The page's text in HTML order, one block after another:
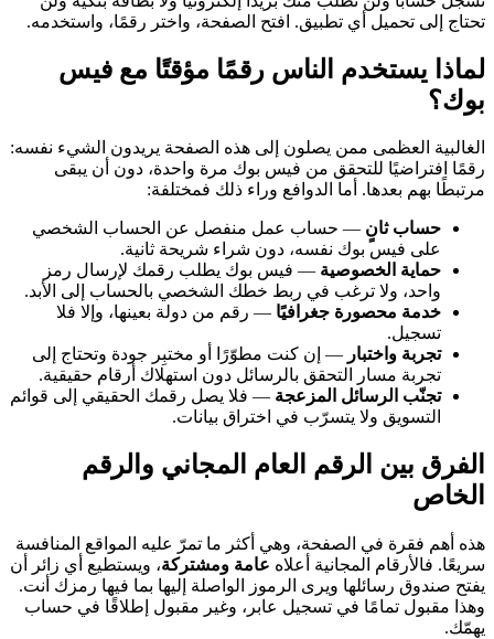
تحتاج إلى تحميل أي تطبيق. افتح الصفحة، واختر رقمًا، واستخدمه.
لماذا يستخدم الناس رقمًا مؤقتًا مع فيس
بوك؟
الغالبية العظمى ممن يصلون إلى هذه الصفحة يريدون الشيء نفسه:
رقمًا افتراضيًا للتحقق من فيس بوك مرة واحدة، دون أن يبقى
مرتبطًا بهم بعدها. أما الدوافع وراء ذلك فمختلفة:
حساب ثانٍ — حساب عمل منفصل عن الحساب الشخصي
على فيس بوك نفسه، دون شراء شريحة ثانية.
حماية الخصوصية — فيس بوك يطلب رقمك لإرسال رمز
واحد، ولا ترغب في ربط خطك الشخصي بالحساب إلى الأبد.
خدمة محصورة جغرافيًا — رقم من دولة بعينها، وإلا فلا
تسجيل.
تجربة واختبار — إن كنت مطوّرًا أو مختبِر جودة وتحتاج إلى
تجربة مسار التحقق بالرسائل دون استهلاك أرقام حقيقية.
تجنّب الرسائل المزعجة — فلا يصل رقمك الحقيقي إلى قوائم
التسويق ولا يتسرّب في اختراق بيانات.
الفرق بين الرقم العام المجاني والرقم
الخاص
هذه أهم فقرة في الصفحة، وهي أكثر ما تمرّ عليه المواقع المنافسة
سريعًا. فالأرقام المجانية أعلاه عامة ومشتركة، ويستطيع أي زائر أن
يفتح صندوق رسائلها ويرى الرموز الواصلة إليها بما فيها رمزك أنت.
وهذا مقبول تمامًا في تسجيل عابر، وغير مقبول إطلاقًا في حساب
يهمّك.